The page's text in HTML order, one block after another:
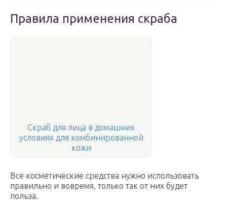
Правила применения скраба
Скраб для лица в домашних
условиях для комбинированной
кожи
Все косметические средства нужно использовать
правильно и вовремя, только так от них будет
польза.